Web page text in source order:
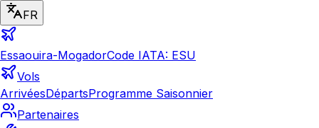
FR
Essaouira-MogadorCode IATA: ESU
Vols
ArrivéesDépartsProgramme Saisonnier
Partenaires